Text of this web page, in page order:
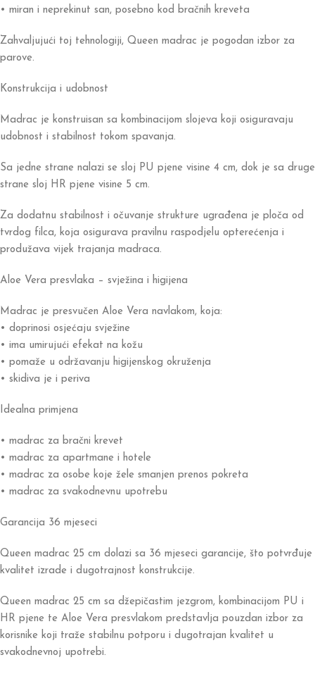
• miran i neprekinut san, posebno kod bračnih kreveta
Zahvaljujući toj tehnologiji, Queen madrac je pogodan izbor za
parove.
Konstrukcija i udobnost
Madrac je konstruisan sa kombinacijom slojeva koji osiguravaju
udobnost i stabilnost tokom spavanja.
Sa jedne strane nalazi se sloj PU pjene visine 4 cm, dok je sa druge
strane sloj HR pjene visine 5 cm.
Za dodatnu stabilnost i očuvanje strukture ugrađena je ploča od
tvrdog filca, koja osigurava pravilnu raspodjelu opterećenja i
produžava vijek trajanja madraca.
Aloe Vera presvlaka – svježina i higijena
Madrac je presvučen Aloe Vera navlakom, koja:
• doprinosi osjećaju svježine
• ima umirujući efekat na kožu
• pomaže u održavanju higijenskog okruženja
• skidiva je i periva
Idealna primjena
• madrac za bračni krevet
• madrac za apartmane i hotele
• madrac za osobe koje žele smanjen prenos pokreta
• madrac za svakodnevnu upotrebu
Garancija 36 mjeseci
Queen madrac 25 cm dolazi sa 36 mjeseci garancije, što potvrđuje
kvalitet izrade i dugotrajnost konstrukcije.
Queen madrac 25 cm sa džepičastim jezgrom, kombinacijom PU i
HR pjene te Aloe Vera presvlakom predstavlja pouzdan izbor za
korisnike koji traže stabilnu potporu i dugotrajan kvalitet u
svakodnevnoj upotrebi.